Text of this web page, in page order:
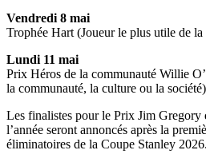
Vendredi 8 mai
Trophée Hart (Joueur le plus utile de la
Lundi 11 mai
Prix Héros de la communauté Willie
la communauté, la culture ou la société)
Les finalistes pour le Prix Jim Gregory
l’année seront annoncés après la
éliminatoires de la Coupe Stanley 2026.